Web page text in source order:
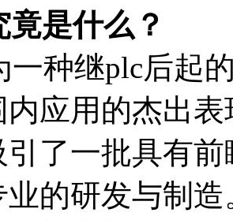
是什么？
一种继plc后起
内应用的杰出
了一批具有
的研发与制